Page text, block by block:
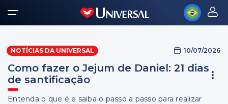
NOTÍCIAS DA UNIVERSAL 10/07/2026
Como fazer o Jejum de Daniel: 21 dias
de santificação
Entenda o que é e saiba o passo a passo para realizar